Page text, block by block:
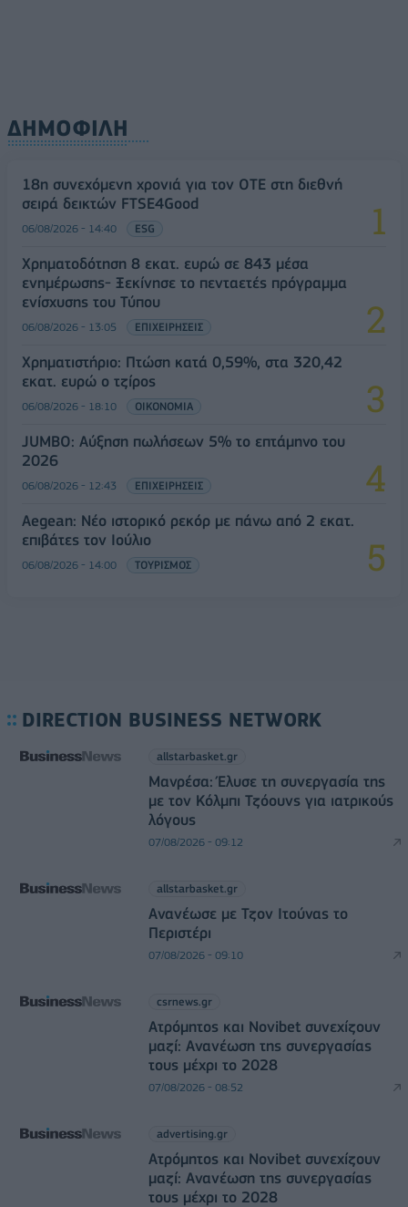
ΔΗΜΟΦΙΛΗ
18η συνεχόμενη χρονιά για τον ΟΤΕ στη διεθνή
σειρά δεικτών FTSE4Good
06/08/2026 - 14:40 ESG
Χρηματοδότηση 8 εκατ. ευρώ σε 843 μέσα
ενημέρωσης- Ξεκίνησε το πενταετές πρόγραμμα
ενίσχυσης του Τύπου
06/08/2026 - 13:05 ΕΠΙΧΕΙΡΗΣΕΙΣ
Χρηματιστήριο: Πτώση κατά 0,59%, στα 320,42
εκατ. ευρώ ο τζίρος
06/08/2026 - 18:10 ΟΙΚΟΝΟΜΙΑ
JUMBO: Αύξηση πωλήσεων 5% το επτάμηνο του
2026
06/08/2026 - 12:43 ΕΠΙΧΕΙΡΗΣΕΙΣ
Aegean: Νέο ιστορικό ρεκόρ με πάνω από 2 εκατ.
επιβάτες τον Ιούλιο
06/08/2026 - 14:00 ΤΟΥΡΙΣΜΟΣ
DIRECTION BUSINESS NETWORK
allstarbasket.gr
Μανρέσα: Έλυσε τη συνεργασία της
με τον Κόλμπι Τζόουνς για ιατρικούς
λόγους
07/08/2026 - 09:12
allstarbasket.gr
Ανανέωσε με Τζον Ιτούνας το
Περιστέρι
07/08/2026 - 09:10
csrnews.gr
Ατρόμητος και Novibet συνεχίζουν
μαζί: Ανανέωση της συνεργασίας
τους μέχρι το 2028
07/08/2026 - 08:52
advertising.gr
Ατρόμητος και Novibet συνεχίζουν
μαζί: Ανανέωση της συνεργασίας
τους μέχρι το 2028